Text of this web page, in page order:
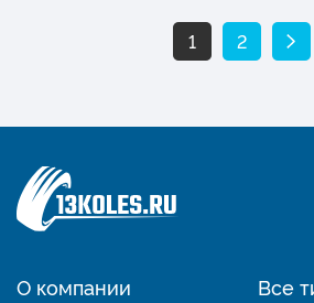
1 2
О компании
Все